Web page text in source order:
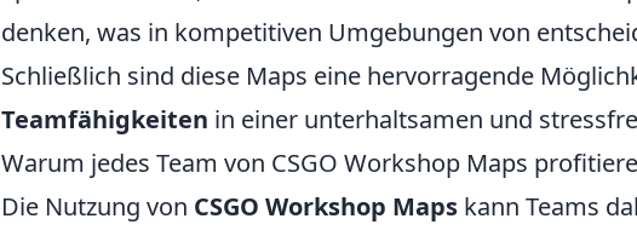
denken, was in kompetitiven Umgebungen von
Schließlich sind diese Maps eine hervorragende
Teamfähigkeiten in einer unterhaltsamen und
Warum jedes Team von CSGO Workshop Maps
Die Nutzung von CSGO Workshop Maps kann Teams